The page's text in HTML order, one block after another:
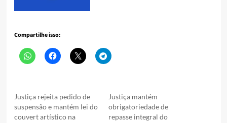
Compartilhe isso:
Justiça rejeita pedido de
suspensão e mantém lei do
couvert artístico na
Justiça mantém
obrigatoriedade de
repasse integral do